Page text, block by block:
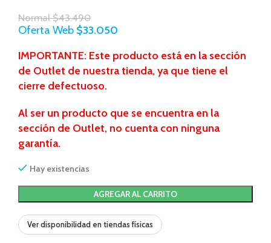
Normal$43.490
Oferta Web $33.050
IMPORTANTE: Este producto está en la sección
de Outlet de nuestra tienda, ya que tiene el
cierre defectuoso.
Al ser un producto que se encuentra en la
sección de Outlet, no cuenta con ninguna
garantía.
Hay existencias
AGREGAR AL CARRITO
Ver disponibilidad en tiendas físicas